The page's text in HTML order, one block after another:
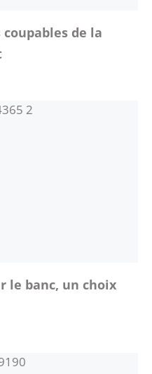
coupables de la
le banc, un choix